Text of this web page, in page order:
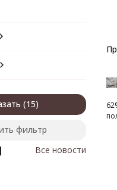
фильтр
Все новости